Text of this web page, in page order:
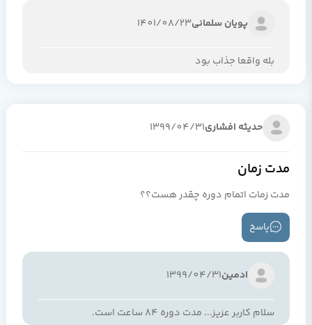
پویان سلمانی1401/08/23
بله واقعا جذاب بود
حدیثه افشاری1399/04/31
مدت زمان
مدت زمات اتمام دوره چقدر هست؟؟
پاسخ
ادمین1399/04/31
سلام کاربر عزیز... مدت دوره 84 ساعت است.